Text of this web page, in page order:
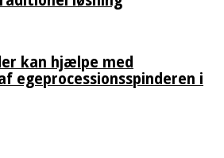
kan hjælpe med
egeprocessionsspinderen i